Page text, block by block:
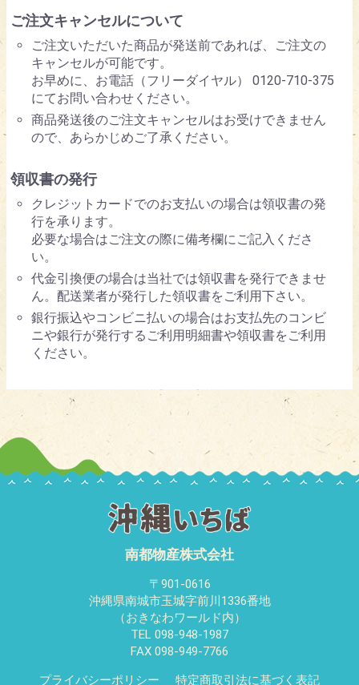
ご注文キャンセルについて
ご注文いただいた商品が発送前であれば、ご注文の
キャンセルが可能です。
お早めに、お電話（フリーダイヤル） 0120-710-375
にてお問い合わせください。
商品発送後のご注文キャンセルはお受けできません
ので、あらかじめご了承ください。
領収書の発行
クレジットカードでのお支払いの場合は領収書の発
行を承ります。
必要な場合はご注文の際に備考欄にご記入くださ
い。
代金引換便の場合は当社では領収書を発行できませ
ん。配送業者が発行した領収書をご利用下さい。
銀行振込やコンビニ払いの場合はお支払先のコンビ
ニや銀行が発行するご利用明細書や領収書をご利用
ください。
南都物産株式会社
〒901-0616
沖縄県南城市玉城字前川1336番地
（おきなわワールド内）
TEL 098-948-1987
FAX 098-949-7766
プライバシーポリシー
特定商取引法に基づく表記